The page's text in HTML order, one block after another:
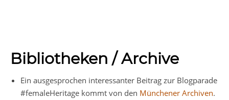
Bibliotheken / Archive
Ein ausgesprochen interessanter Beitrag zur Blogparade
#femaleHeritage kommt von den Münchener Archiven.